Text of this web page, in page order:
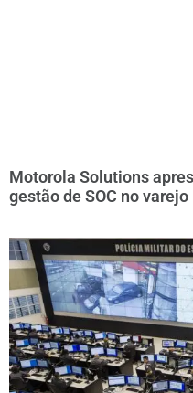
Motorola Solutions
gestão de SOC no varejo